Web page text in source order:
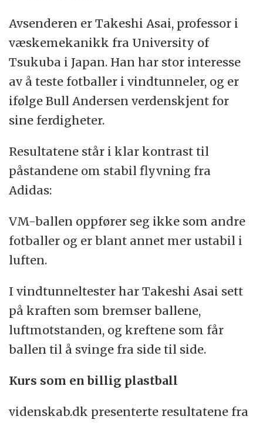
Avsenderen er Takeshi Asai, professor i
væskemekanikk fra University of
Tsukuba i Japan. Han har stor interesse
av å teste fotballer i vindtunneler, og er
ifølge Bull Andersen verdenskjent for
sine ferdigheter.
Resultatene står i klar kontrast til
påstandene om stabil flyvning fra
Adidas:
VM-ballen oppfører seg ikke som andre
fotballer og er blant annet mer ustabil i
luften.
I vindtunneltester har Takeshi Asai sett
på kraften som bremser ballene,
luftmotstanden, og kreftene som får
ballen til å svinge fra side til side.
Kurs som en billig plastball
videnskab.dk presenterte resultatene fra